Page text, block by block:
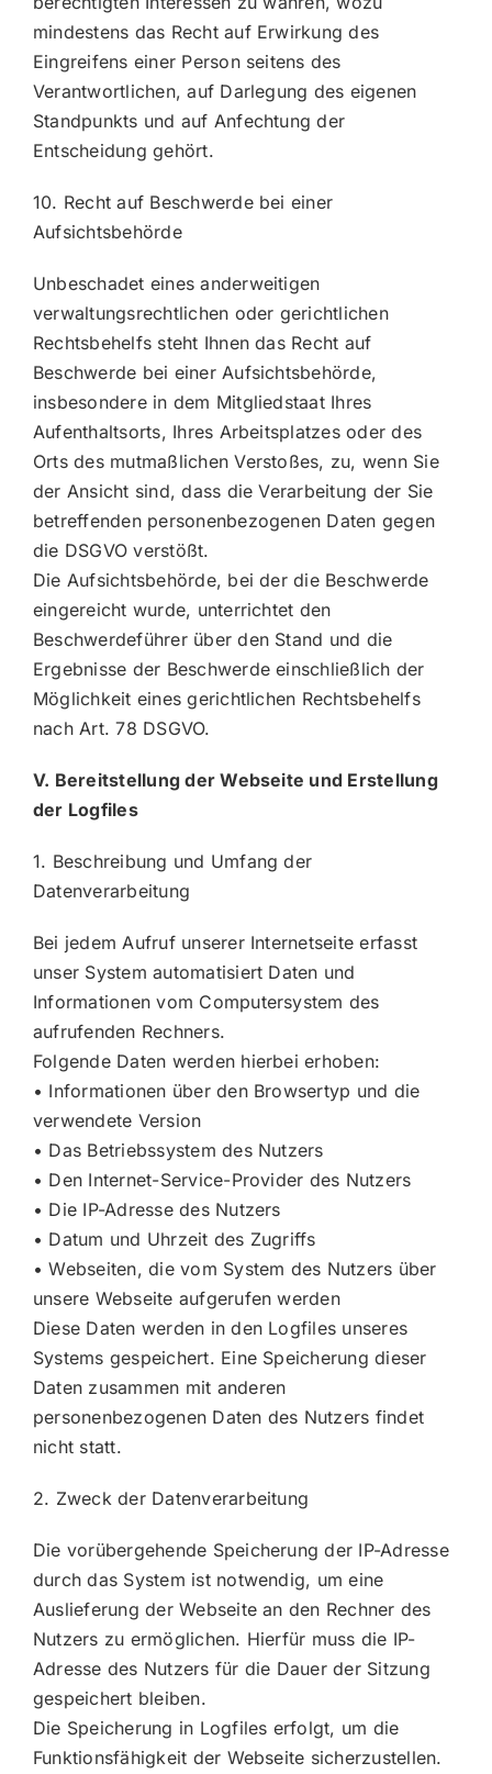
mindestens das Recht auf Erwirkung des
Eingreifens einer Person seitens des
Verantwortlichen, auf Darlegung des eigenen
Standpunkts und auf Anfechtung der
Entscheidung gehört.
10. Recht auf Beschwerde bei einer
Aufsichtsbehörde
Unbeschadet eines anderweitigen
verwaltungsrechtlichen oder gerichtlichen
Rechtsbehelfs steht Ihnen das Recht auf
Beschwerde bei einer Aufsichtsbehörde,
insbesondere in dem Mitgliedstaat Ihres
Aufenthaltsorts, Ihres Arbeitsplatzes oder des
Orts des mutmaßlichen Verstoßes, zu, wenn Sie
der Ansicht sind, dass die Verarbeitung der Sie
betreffenden personenbezogenen Daten gegen
die DSGVO verstößt.
Die Aufsichtsbehörde, bei der die Beschwerde
eingereicht wurde, unterrichtet den
Beschwerdeführer über den Stand und die
Ergebnisse der Beschwerde einschließlich der
Möglichkeit eines gerichtlichen Rechtsbehelfs
nach Art. 78 DSGVO.
V. Bereitstellung der Webseite und Erstellung
der Logfiles
1. Beschreibung und Umfang der
Datenverarbeitung
Bei jedem Aufruf unserer Internetseite erfasst
unser System automatisiert Daten und
Informationen vom Computersystem des
aufrufenden Rechners.
Folgende Daten werden hierbei erhoben:
• Informationen über den Browsertyp und die
verwendete Version
• Das Betriebssystem des Nutzers
• Den Internet-Service-Provider des Nutzers
• Die IP-Adresse des Nutzers
• Datum und Uhrzeit des Zugriffs
• Webseiten, die vom System des Nutzers über
unsere Webseite aufgerufen werden
Diese Daten werden in den Logfiles unseres
Systems gespeichert. Eine Speicherung dieser
Daten zusammen mit anderen
personenbezogenen Daten des Nutzers findet
nicht statt.
2. Zweck der Datenverarbeitung
Die vorübergehende Speicherung der IP-Adresse
durch das System ist notwendig, um eine
Auslieferung der Webseite an den Rechner des
Nutzers zu ermöglichen. Hierfür muss die IP-
Adresse des Nutzers für die Dauer der Sitzung
gespeichert bleiben.
Die Speicherung in Logfiles erfolgt, um die
Funktionsfähigkeit der Webseite sicherzustellen.